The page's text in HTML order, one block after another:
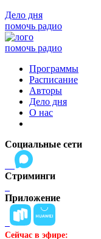
Дело дня
помочь радио
помочь радио
Программы
Расписание
Авторы
Дело дня
О нас
Социальные сети
Стриминги
Приложение
Сейчас в эфире: